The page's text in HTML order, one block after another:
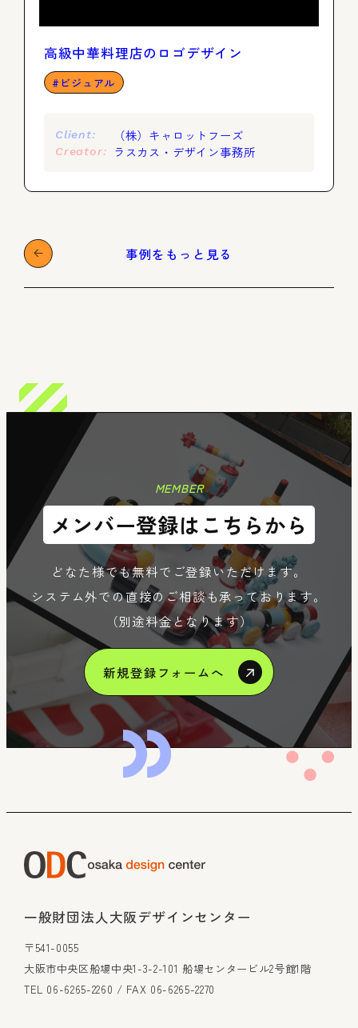
高級中華料理店のロゴデザイン
ビジュアル
Client: （株）キャロットフーズ
Creator: ラスカス・デザイン事務所
事例をもっと見る
MEMBER
メンバー登録はこちらから
どなた様でも無料でご登録いただけます。
システム外での直接のご相談も承っております。
（別途料金となります）
新規登録フォームへ
Member
一般財団法人大阪デザインセンター
〒541-0055
大阪市中央区船場中央1-3-2-101 船場センタービル2号館1階
TEL 06-6265-2260 / FAX 06-6265-2270